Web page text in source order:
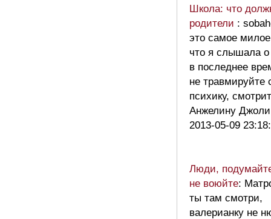
Школа: что
родители :
это самое
что я слышала о
в последнее
не травмируйте
психику,
Анжелину
2013-05-09
Люди,
не воюйте:
ты там смотри,
валерианку не